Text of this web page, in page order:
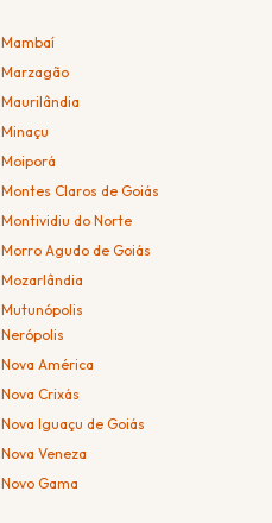
Mambaí
Marzagão
Maurilândia
Minaçu
Moiporá
Montes Claros de Goiás
Montividiu do Norte
Morro Agudo de Goiás
Mozarlândia
Mutunópolis
Nerópolis
Nova América
Nova Crixás
Nova Iguaçu de Goiás
Nova Veneza
Novo Gama